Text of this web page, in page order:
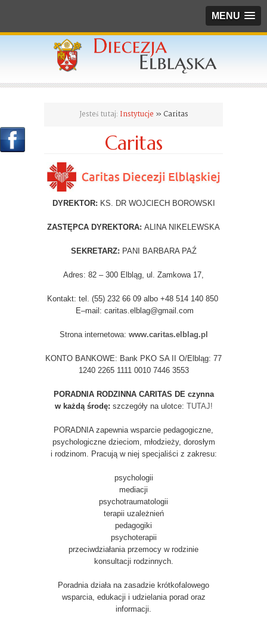
MENU
Jesteś tutaj: Instytucje » Caritas
Caritas
DYREKTOR: KS. DR WOJCIECH BOROWSKI
ZASTĘPCA DYREKTORA: ALINA NIKELEWSKA
SEKRETARZ: PANI BARBARA PAŹ
Adres: 82 – 300 Elbląg, ul. Zamkowa 17,
Kontakt: tel. (55) 232 66 09 albo +48 514 140 850
E–mail: caritas.elblag@gmail.com
Strona internetowa: www.caritas.elblag.pl
KONTO BANKOWE: Bank PKO SA II O/Elbląg: 77
1240 2265 1111 0010 7446 3553
PORADNIA RODZINNA CARITAS DE czynna
w każdą środę: szczegóły na ulotce: TUTAJ!
PORADNIA zapewnia wsparcie pedagogiczne,
psychologiczne dzieciom, młodzieży, dorosłym
i rodzinom. Pracują w niej specjaliści z zakresu:
psychologii
mediacji
psychotraumatologii
terapii uzależnień
pedagogiki
psychoterapii
przeciwdziałania przemocy w rodzinie
konsultacji rodzinnych.
Poradnia działa na zasadzie krótkofalowego
wsparcia, edukacji i udzielania porad oraz
informacji.